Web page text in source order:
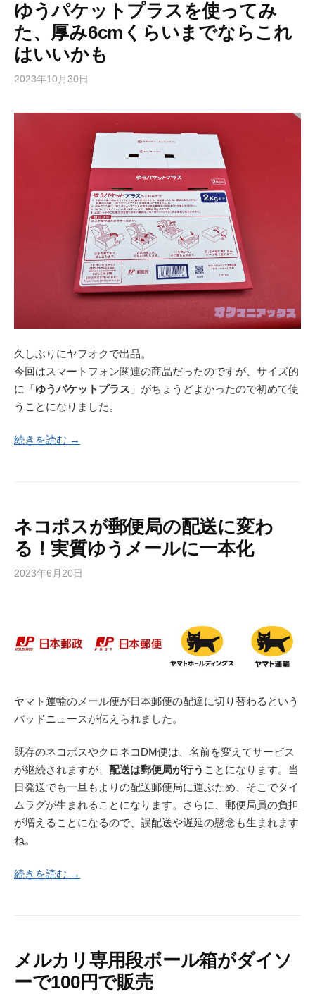
ゆうパケットプラスを使ってみ
た、厚み6cmくらいまでならこれ
はいいかも
2023年10月30日
久しぶりにヤフオクで出品。
今回はスマートフォン関連の商品だったのですが、サイズ的
に「ゆうパケットプラス 」がちょうどよかったので初めて使
うことになりました。
続きを読む →
ネコポスが郵便局の配送に変わ
る！実質ゆうメールに一本化
2023年6月20日
ヤマト運輸のメール便が日本郵便の配達に切り替わるという
バッドニュースが伝えられました。
既存のネコポスやクロネコDM便は、名前を変えてサービス
が継続されますが、 配送は郵便局が行う ことになります。当
日発送でも一旦もよりの配送郵便局に運ぶため、そこでタイ
ムラグが生まれることになります。さらに、郵便局員の負担
が増えることになるので、誤配送や遅延の懸念も生まれます
ね。
続きを読む →
メルカリ専用段ボール箱がダイソ
ーで100円で販売